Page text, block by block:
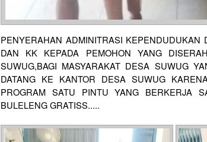
PENYERAHAN ADMINITRASI
DAN KK KEPADA PEMOHON YANG
SUWUG,BAGI MASYARAKAT DESA SUWUG
DATANG KE KANTOR DESA SUWUG
PROGRAM SATU PINTU YANG BERKERJA
BULELENG GRATISS.....